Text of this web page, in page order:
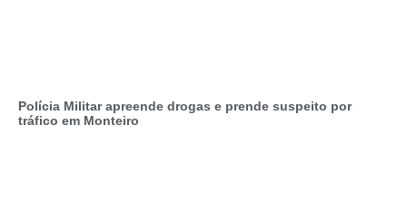
Polícia Militar apreende drogas e prende suspeito por
tráfico em Monteiro